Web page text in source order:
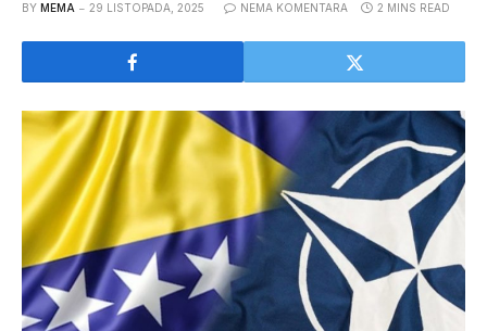
BY MEMA 29 LISTOPADA, 2025 NEMA KOMENTARA 2 MINS READ